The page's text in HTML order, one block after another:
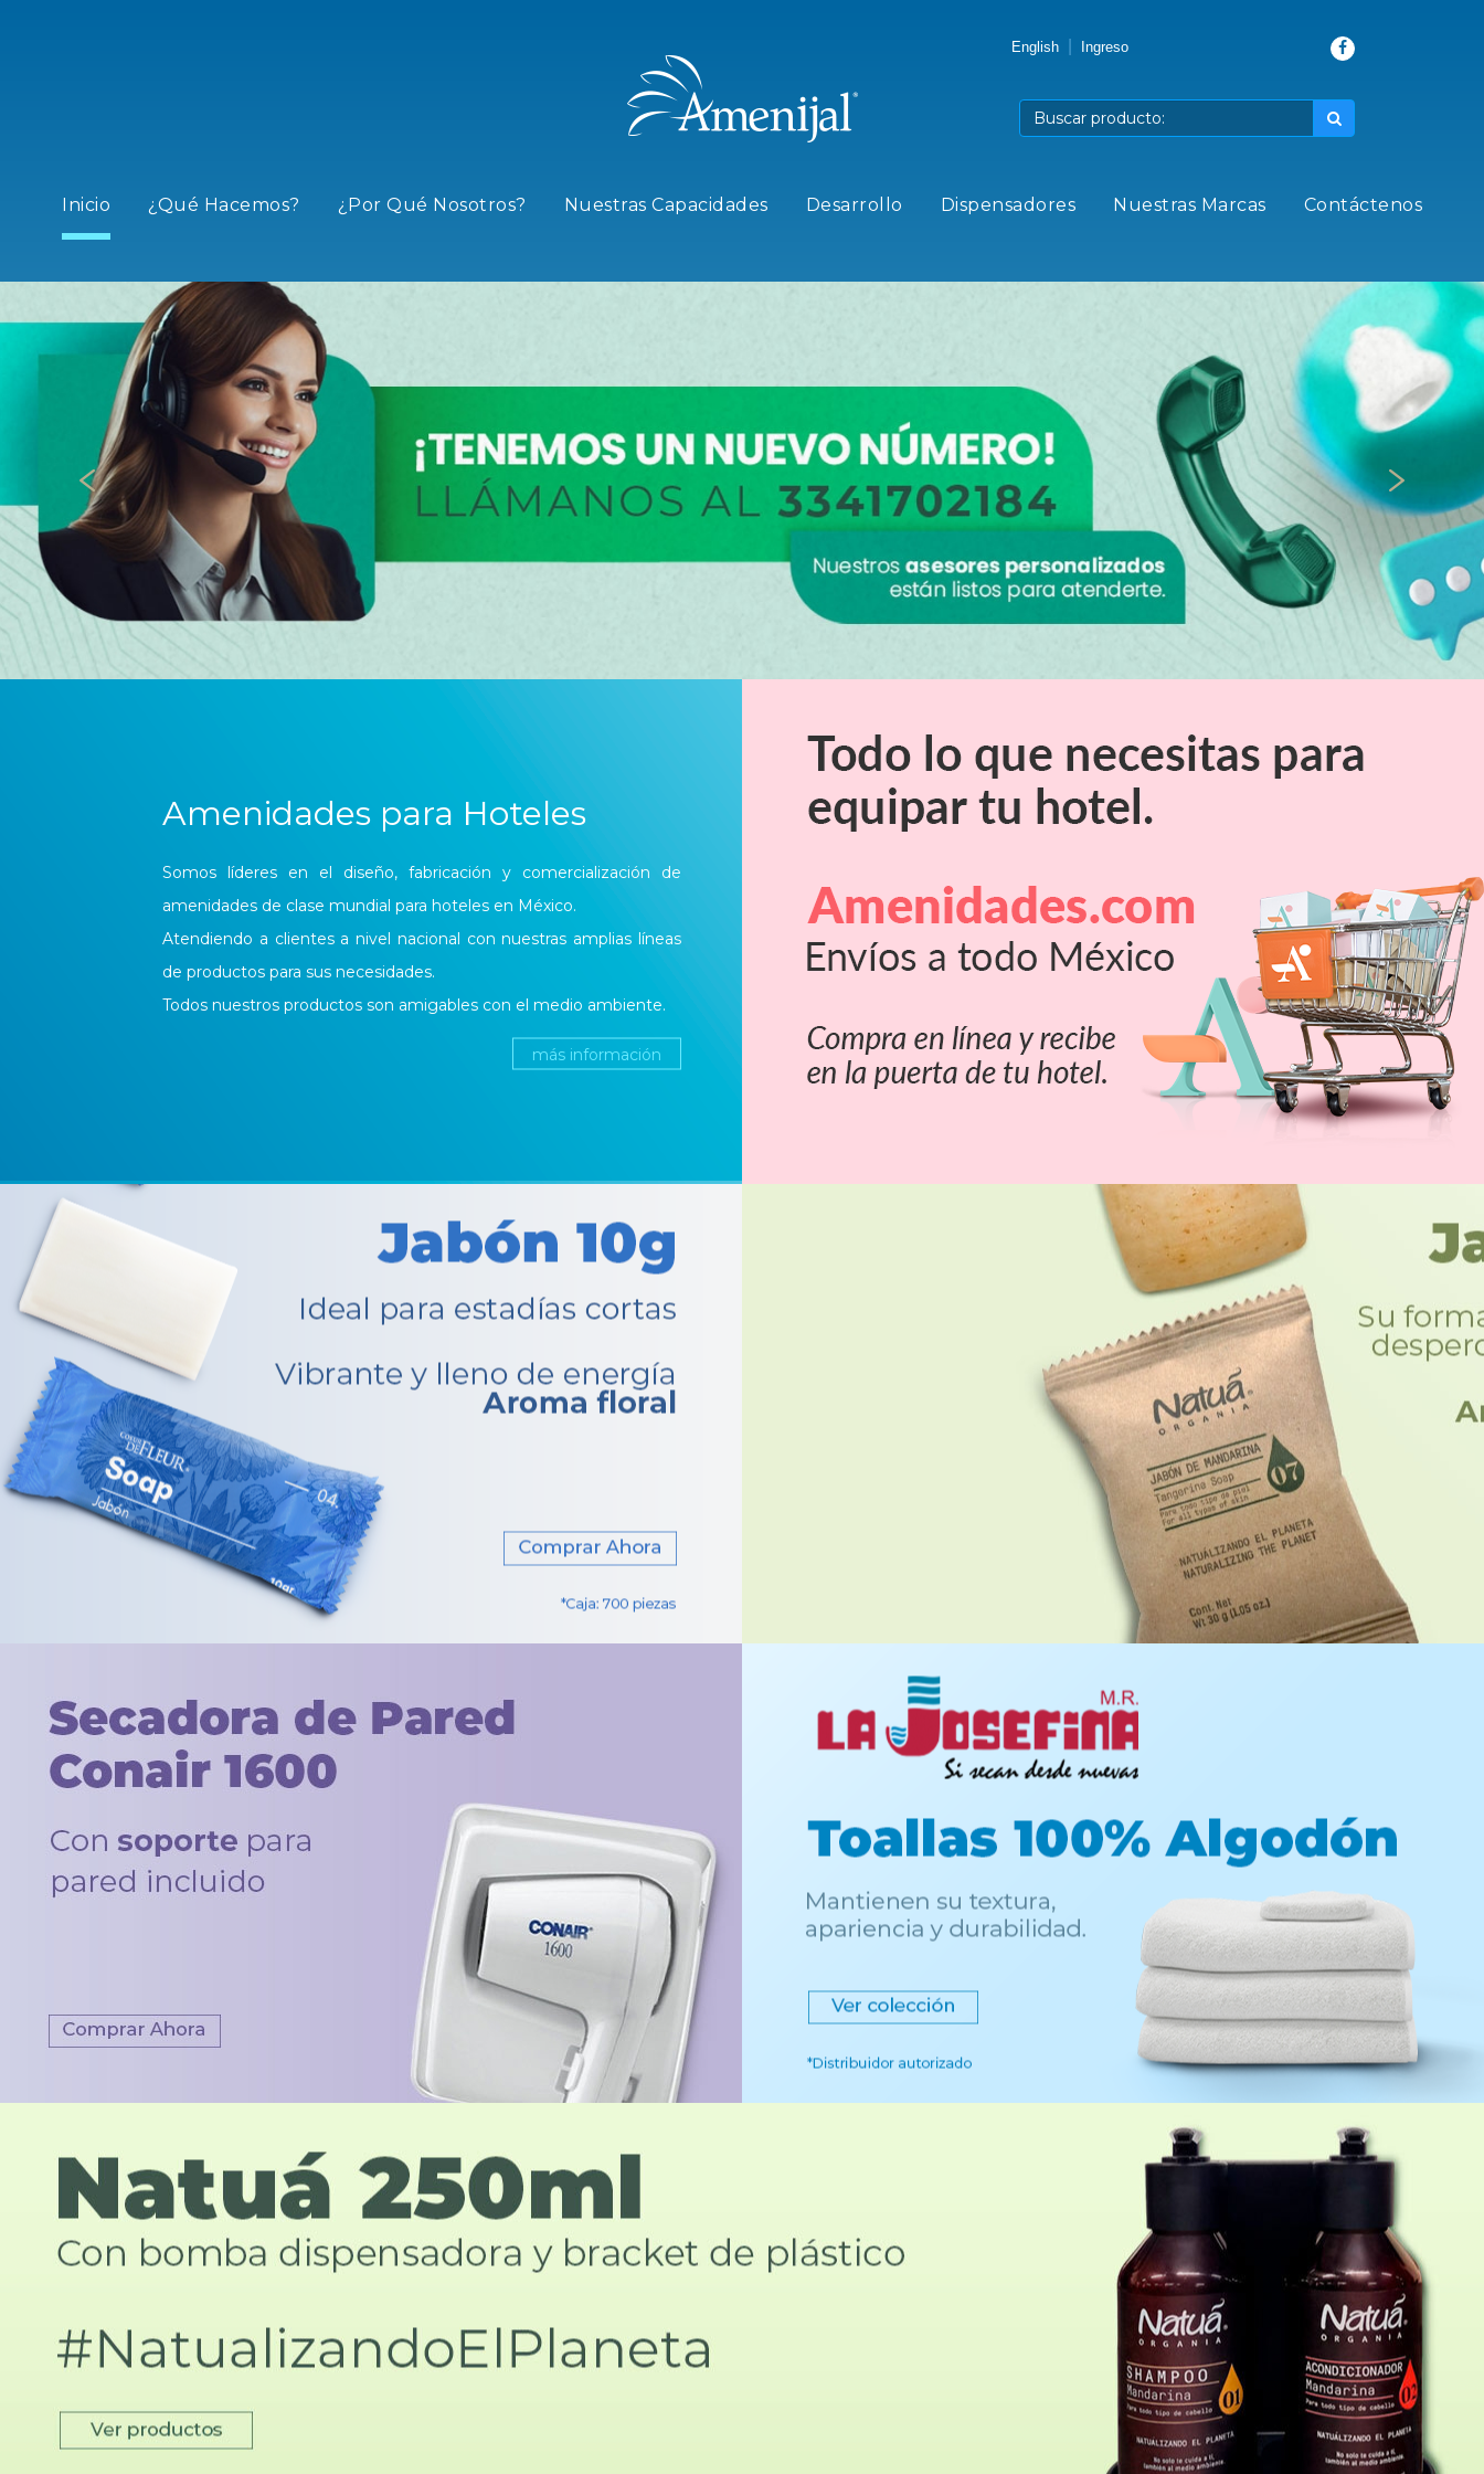
English Ingreso
Inicio ¿Qué Hacemos? ¿Por Qué Nosotros? Nuestras Capacidades Desarrollo Dispensadores Nuestras Marcas Contáctenos
Amenidades para Hoteles
Somos líderes en el diseño, fabricación y comercialización de
amenidades de clase mundial para hoteles en México.
Atendiendo a clientes a nivel nacional con nuestras amplias líneas
de productos para sus necesidades.
Todos nuestros productos son amigables con el medio ambiente.
más información